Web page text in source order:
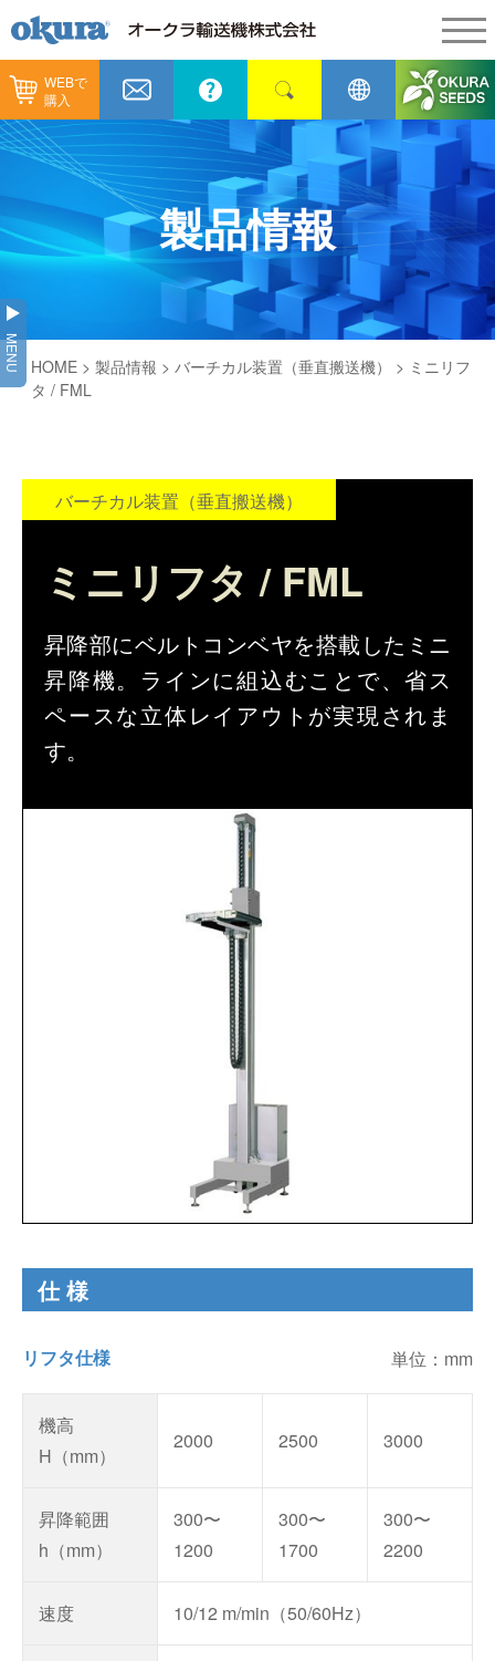
WEBで
購入
製品情報
製品情報
コンベヤ機器
コンベヤ機器を探す
コンベヤ機器の技術情報
GTPシステム
ピッキングシステム
保管システム
パレタイズ・デパレタイズシステム
バンニング・デバンニングシステム
バーチカル装置（垂直搬送機）
納入事例
納入事例
全業種
物流
通販
メンテナンス
カタログ／CAD
会社情報
企業理念
事業所一覧
オークラグループ
事業紹介
沿革
採用情報
オークラミュージアム
生産終了品
物流用語集
オークラ育英財団
製品情報
MENU HOME > 製品情報 > バーチカル装置（垂直搬送機）
> ミニリフ
タ / FML
ピッキング
バーチカル装置（垂直搬送機）
ミニリフタ / FML
昇降部にベルトコンベヤを搭載したミニ
昇降機。ラインに組込むことで、省ス
ペースな立体レイアウトが実現されま
す。
仕様
リフタ仕様 単位：mm
機高
H（mm）
2000 2500 3000
昇降範囲
h（mm）
300〜
1200
300〜
1700
300〜
2200
速度 10/12 m/min（50/60Hz）